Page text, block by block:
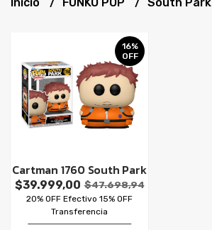
16%
OFF
Cartman 1760 South Park
$39.999,00 $47.698,94
20% OFF Efectivo 15% OFF
Transferencia